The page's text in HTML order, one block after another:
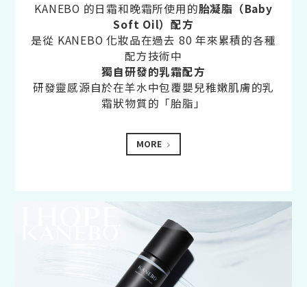
KANEBO 的日霜和晚霜所使用的胎凝脂（Baby
Soft Oil）配方
是從 KANEBO 化妝品在過去 80 年來累積的各種
配方技術中
獨自研發的乳霜配方
研發靈感源自於在羊水中包覆嬰兒稚嫩肌膚的乳
霜狀物質的「胎脂」
MORE